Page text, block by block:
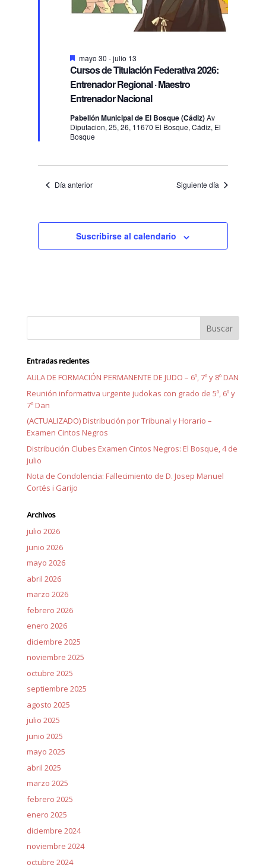
Cursos de Titulación Federativa 2026:
Entrenador Regional · Maestro
Entrenador Nacional
Destacado
mayo 30 -julio 13
Pabellón Municipal de El Bosque (Cádiz)Av
Diputacion, 25, 26, 11670 El Bosque, Cádiz, El
Bosque
Día anterior Siguiente día
Suscribirse al calendario
Entradas recientes
AULA DE FORMACIÓN PERMANENTE DE JUDO – 6º, 7º y 8º DAN
Reunión informativa urgente judokas con grado de 5º, 6º y
7º Dan
(ACTUALIZADO) Distribución por Tribunal y Horario –
Examen Cintos Negros
Distribución Clubes Examen Cintos Negros: El Bosque, 4 de
julio
Nota de Condolencia: Fallecimiento de D. Josep Manuel
Cortés i Garijo
Archivos
julio 2026
junio 2026
mayo 2026
abril 2026
marzo 2026
febrero 2026
enero 2026
diciembre 2025
noviembre 2025
octubre 2025
septiembre 2025
agosto 2025
julio 2025
junio 2025
mayo 2025
abril 2025
marzo 2025
febrero 2025
enero 2025
diciembre 2024
noviembre 2024
octubre 2024